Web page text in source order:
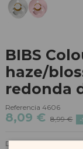
BIBS
haze/
redonda
Referencia 4606
8,09 € 8,99 € -
Diseño exclusivo y